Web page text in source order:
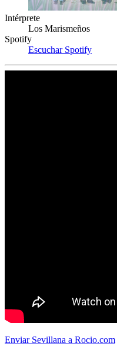
Intérprete
Los Marismeños
Spotify
Escuchar Spotify
Enviar Sevillana a Rocio.com